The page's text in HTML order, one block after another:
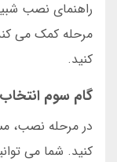
مرحله کمک می
کنید.
گام سوم
در مرحله نصب،
کنید. شما می